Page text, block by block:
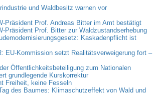
und Waldbesitz warnen vor
Präsident Prof. Andreas Bitter im Amt bestätigt
Präsident Prof. Bitter zur Waldzustandserhebung
Kaskadenpflicht ist
EU-Kommission setzt Realitätsverweigerung fort –
Öffentlichkeitsbeteiligung zum Nationalen
grundlegende Kurskorrektur
Freiheit, keine Fesseln
des Baumes: Klimaschutzeffekt von Wald und